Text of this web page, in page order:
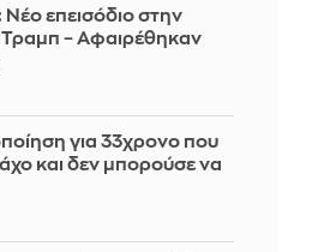
Νέο επεισόδιο στην
Τραμπ – Αφαιρέθηκαν
για 33χρονο που
και δεν μπορούσε να